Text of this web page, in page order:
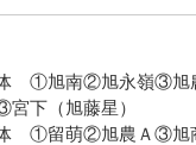
①旭南②旭永嶺③旭
宮下（旭藤星）
①留萌②旭農Ａ③旭